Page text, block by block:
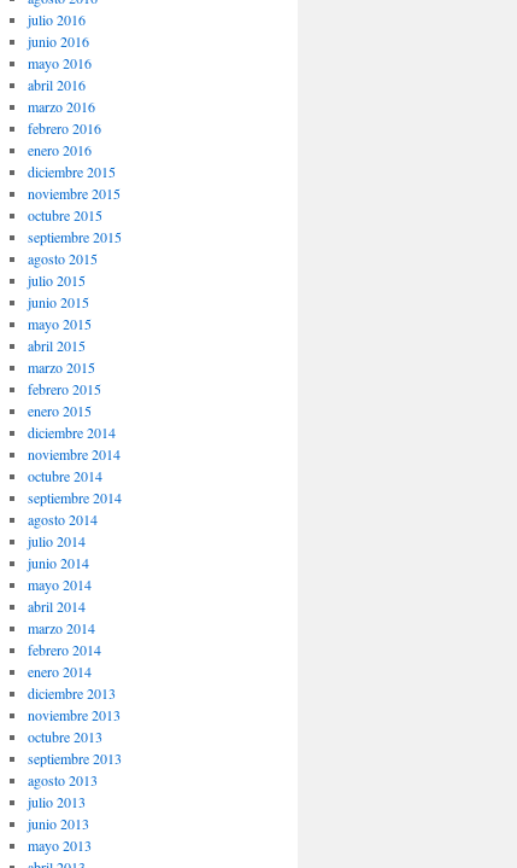
julio 2016
junio 2016
mayo 2016
abril 2016
marzo 2016
febrero 2016
enero 2016
diciembre 2015
noviembre 2015
octubre 2015
septiembre 2015
agosto 2015
julio 2015
junio 2015
mayo 2015
abril 2015
marzo 2015
febrero 2015
enero 2015
diciembre 2014
noviembre 2014
octubre 2014
septiembre 2014
agosto 2014
julio 2014
junio 2014
mayo 2014
abril 2014
marzo 2014
febrero 2014
enero 2014
diciembre 2013
noviembre 2013
octubre 2013
septiembre 2013
agosto 2013
julio 2013
junio 2013
mayo 2013